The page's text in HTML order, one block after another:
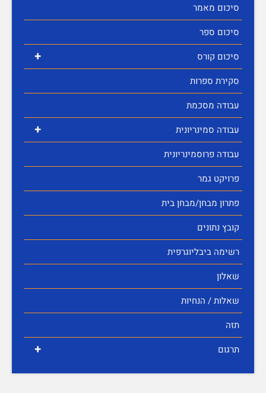
סיכום מאמר
סיכום ספר
+
סיכום קורס
סקירת ספרות
עבודה מסכמת
+
עבודה סמינריונית
עבודה פרוסמינריונית
פרויקט גמר
פתרון מבחן/מבחן בית
קובץ נתונים
רשימה ביבליוגרפית
שאלון
שאלות / הנחיות
תזה
+ תרגום